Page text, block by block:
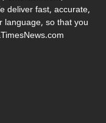
deliver fast, accurate,
language, so that you